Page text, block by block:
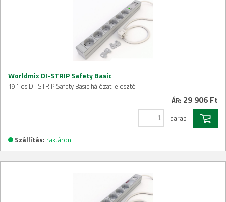
Worldmix DI-STRIP Safety Basic
19''-os DI-STRIP Safety Basic hálózati elosztó
ÁR: 29 906 Ft
darab
Szállítás: raktáron